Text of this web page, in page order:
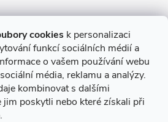
cookies k personalizaci
funkcí sociálních médií a
o vašem používání webu
média, reklamu a analýzy.
kombinovat s dalšími
poskytli nebo které získali při
Alusic